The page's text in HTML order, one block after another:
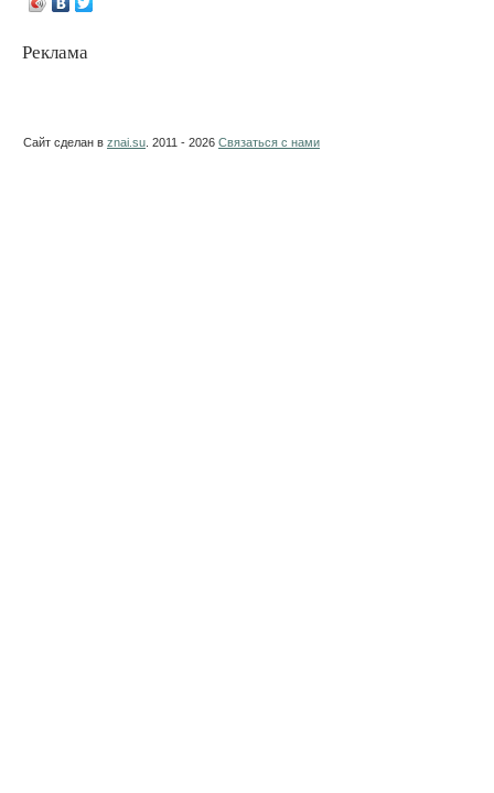
Реклама
Сайт сделан в znai.su . 2011 - 2026 Связаться с нами